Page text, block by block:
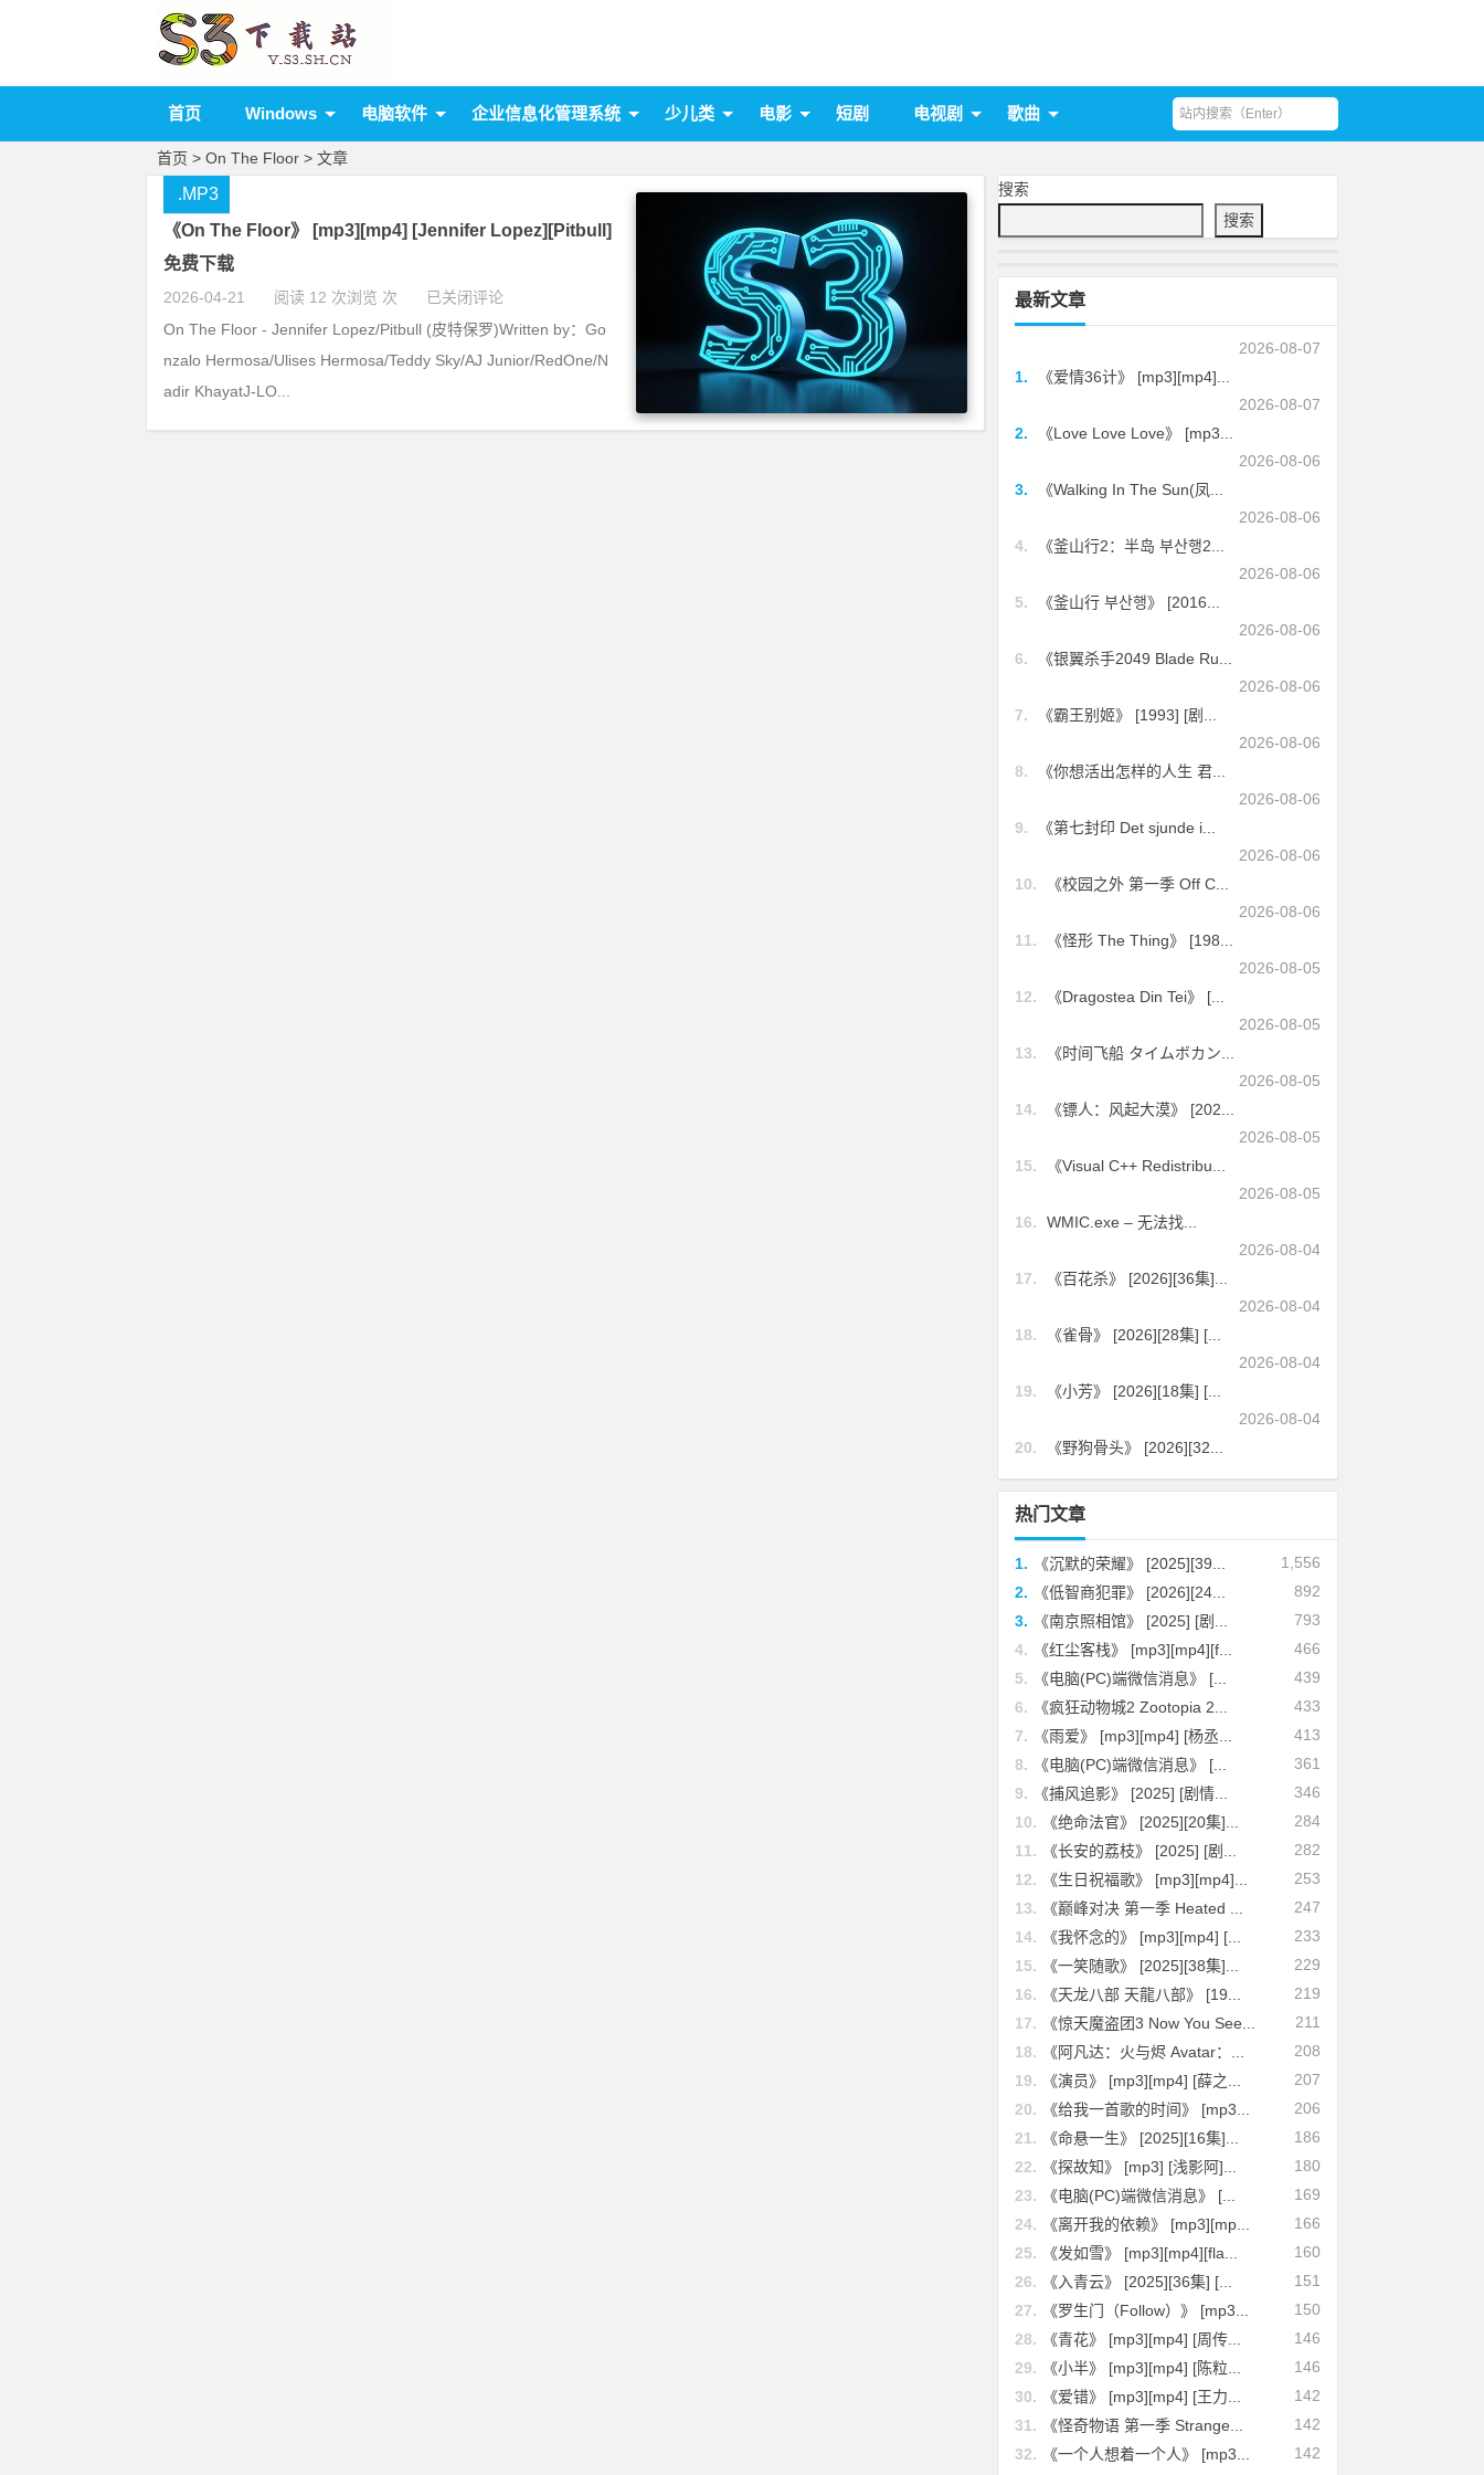
首页 Windows 电脑软件 企业信息化管理系统 少儿类 电影 短剧 电视剧 歌曲
首页 > On The Floor > 文章
《On The Floor》 [mp3][mp4] [Jennifer Lopez][Pitbull]
免费下载
2026-04-21 阅读 12 次浏览 次 已关闭评论
.MP3
On The Floor - Jennifer Lopez/Pitbull (皮特保罗)Written by：Go
nzalo Hermosa/Ulises Hermosa/Teddy Sky/AJ Junior/RedOne/N
adir KhayatJ-LO...
搜索
搜索
最新文章
2026-08-07
1.
《爱情36计》 [mp3][mp4]...
2026-08-07
2.
《Love Love Love》 [mp3...
2026-08-06
3.
《Walking In The Sun(凤...
2026-08-06
4.
《釜山行2：半岛 부산행2...
2026-08-06
5.
《釜山行 부산행》 [2016...
2026-08-06
6.
《银翼杀手2049 Blade Ru...
2026-08-06
7.
《霸王别姬》 [1993] [剧...
2026-08-06
8.
《你想活出怎样的人生 君...
2026-08-06
9.
《第七封印 Det sjunde i...
2026-08-06
10.
《校园之外 第一季 Off C...
2026-08-06
11.
《怪形 The Thing》 [198...
2026-08-05
12.
《Dragostea Din Tei》 [...
2026-08-05
13.
《时间飞船 タイムボカン...
2026-08-05
14.
《镖人：风起大漠》 [202...
2026-08-05
15.
《Visual C++ Redistribu...
2026-08-05
16.
WMIC.exe – 无法找...
2026-08-04
17.
《百花杀》 [2026][36集]...
2026-08-04
18.
《雀骨》 [2026][28集] [...
2026-08-04
19.
《小芳》 [2026][18集] [...
2026-08-04
20.
《野狗骨头》 [2026][32...
热门文章
1,556
1.
《沉默的荣耀》 [2025][39...
892
2.
《低智商犯罪》 [2026][24...
793
3.
《南京照相馆》 [2025] [剧...
466
4.
《红尘客栈》 [mp3][mp4][f...
439
5.
《电脑(PC)端微信消息》 [...
433
6.
《疯狂动物城2 Zootopia 2...
413
7.
《雨爱》 [mp3][mp4] [杨丞...
361
8.
《电脑(PC)端微信消息》 [...
346
9.
《捕风追影》 [2025] [剧情...
284
10.
《绝命法官》 [2025][20集]...
282
11.
《长安的荔枝》 [2025] [剧...
253
12.
《生日祝福歌》 [mp3][mp4]...
247
13.
《巅峰对决 第一季 Heated ...
233
14.
《我怀念的》 [mp3][mp4] [...
229
15.
《一笑随歌》 [2025][38集]...
219
16.
《天龙八部 天龍八部》 [19...
211
17.
《惊天魔盗团3 Now You See...
208
18.
《阿凡达：火与烬 Avatar：...
207
19.
《演员》 [mp3][mp4] [薛之...
206
20.
《给我一首歌的时间》 [mp3...
186
21.
《命悬一生》 [2025][16集]...
180
22.
《探故知》 [mp3] [浅影阿]...
169
23.
《电脑(PC)端微信消息》 [...
166
24.
《离开我的依赖》 [mp3][mp...
160
25.
《发如雪》 [mp3][mp4][fla...
151
26.
《入青云》 [2025][36集] [...
150
27.
《罗生门（Follow）》 [mp3...
146
28.
《青花》 [mp3][mp4] [周传...
146
29.
《小半》 [mp3][mp4] [陈粒...
142
30.
《爱错》 [mp3][mp4] [王力...
142
31.
《怪奇物语 第一季 Strange...
142
32.
《一个人想着一个人》 [mp3...